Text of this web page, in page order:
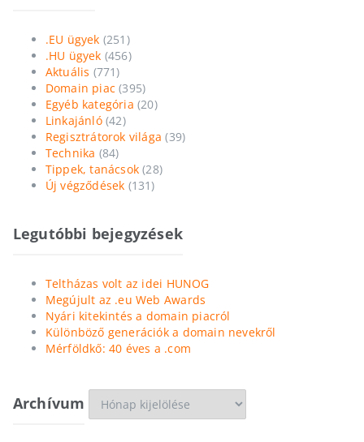
.EU ügyek (251)
.HU ügyek (456)
Aktuális (771)
Domain piac (395)
Egyéb kategória (20)
Linkajánló(42)
Regisztrátorok világa (39)
Technika (84)
Tippek, tanácsok (28)
Új végződések (131)
Legutóbbi bejegyzések
Teltházas volt az idei HUNOG
Megújult az .eu Web Awards
Nyári kitekintés a domain piacról
Különböző generációk a domain nevekről
Mérföldkő: 40 éves a .com
Archívum